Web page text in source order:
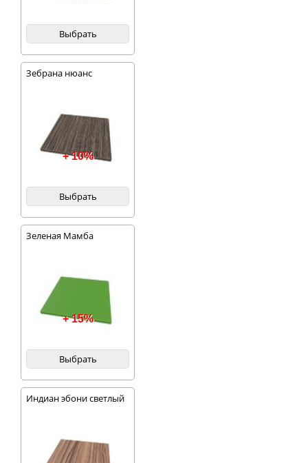
Выбрать
Зебрана нюанс
+ 10%
Выбрать
Зеленая Мамба
+ 15%
Выбрать
Индиан эбони светлый